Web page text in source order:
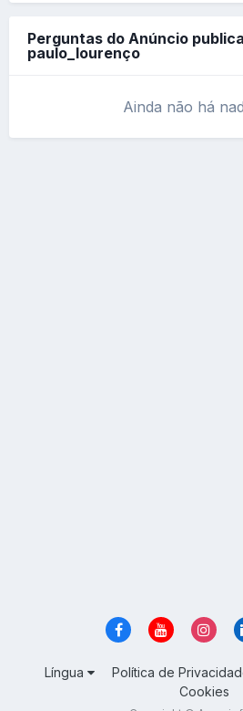
Perguntas do Anúncio
paulo_lourenço
Ainda não há
Língua Política de
Cookies